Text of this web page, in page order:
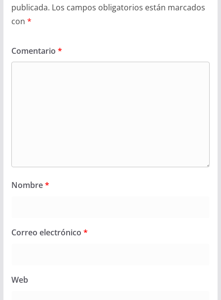
publicada. Los campos obligatorios están marcados
con *
Comentario *
Nombre*
Correo electrónico *
Web